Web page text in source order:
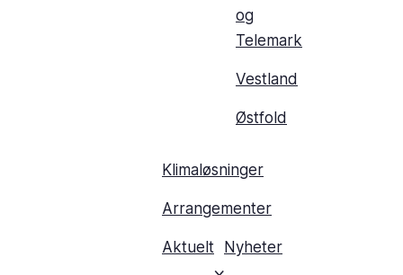
og
Telemark
Vestland
Østfold
Klimaløsninger
Arrangementer
Aktuelt Nyheter